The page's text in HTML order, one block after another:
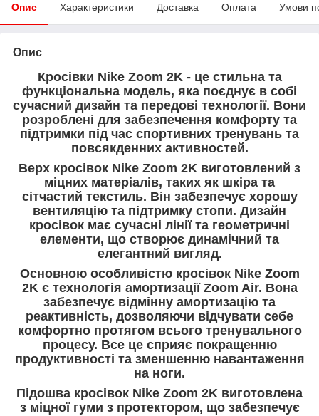
Опис Характеристики Доставка Оплата Умови
Опис
Кросівки Nike Zoom 2K - це стильна та
функціональна модель, яка поєднує в собі
сучасний дизайн та передові технології. Вони
розроблені для забезпечення комфорту та
підтримки під час спортивних тренувань та
повсякденних активностей.
Верх кросівок Nike Zoom 2K виготовлений з
міцних матеріалів, таких як шкіра та
сітчастий текстиль. Він забезпечує хорошу
вентиляцію та підтримку стопи. Дизайн
кросівок має сучасні лінії та геометричні
елементи, що створює динамічний та
елегантний вигляд.
Основною особливістю кросівок Nike Zoom
2K є технологія амортизації Zoom Air. Вона
забезпечує відмінну амортизацію та
реактивність, дозволяючи відчувати себе
комфортно протягом всього тренувального
процесу. Все це сприяє покращенню
продуктивності та зменшенню навантаження
на ноги.
Підошва кросівок Nike Zoom 2K виготовлена
з міцної гуми з протектором, що забезпечує